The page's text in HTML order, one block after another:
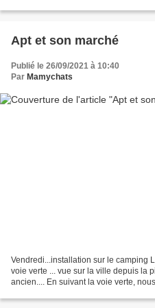
Apt et son marché
Publié le 26/09/2021 à 10:40
Par Mamychats
Vendredi...installation sur le camping
voie verte ... vue sur la ville depuis la
ancien.... En suivant la voie verte,